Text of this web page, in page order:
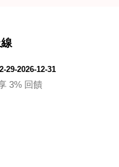
29-2026-12-31
3% 回饋